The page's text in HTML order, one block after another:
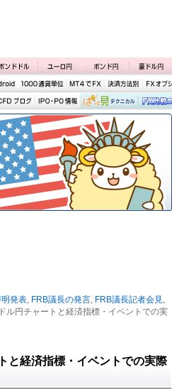
発表, FRB議長の発言, FRB議長記者会見,
ル円チャートと経済指標・イベントでの実
と経済指標・イベントでの実際